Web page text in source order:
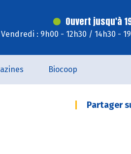
Ouvert jusqu'à
Vendredi : 9h00 - 12h30 / 14h30 -
Biocoop
Partager